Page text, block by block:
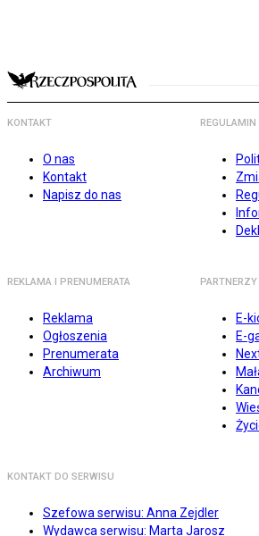
KONTAKT
O nas
Kontakt
Napisz do nas
REGULAMIN
REKLAMA I PRENUMERATA
Reklama
Ogłoszenia
Prenumerata
Archiwum
PARTNERZY
E-
E-
KONTAKT DO SERWISU
Szefowa serwisu: Anna Zejdler
Wydawca serwisu: Marta Jarosz